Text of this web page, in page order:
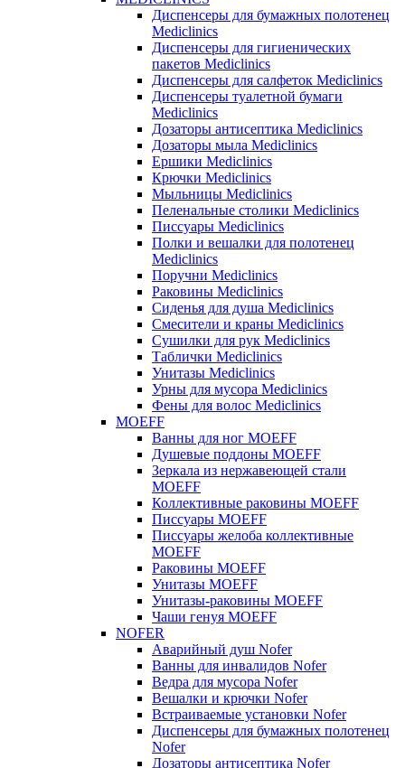
Диспенсеры для бумажных полотенец
Mediclinics
Диспенсеры для гигиенических
пакетов Mediclinics
Диспенсеры для салфеток Mediclinics
Диспенсеры туалетной бумаги
Mediclinics
Дозаторы антисептика Mediclinics
Дозаторы мыла Mediclinics
Ершики Mediclinics
Крючки Mediclinics
Мыльницы Mediclinics
Пеленальные столики Mediclinics
Писсуары Mediclinics
Полки и вешалки для полотенец
Mediclinics
Поручни Mediclinics
Раковины Mediclinics
Сиденья для душа Mediclinics
Смесители и краны Mediclinics
Сушилки для рук Mediclinics
Таблички Mediclinics
Унитазы Mediclinics
Урны для мусора Mediclinics
Фены для волос Mediclinics
MOEFF
Ванны для ног MOEFF
Душевые поддоны MOEFF
Зеркала из нержавеющей стали
MOEFF
Коллективные раковины MOEFF
Писсуары MOEFF
Писсуары желоба коллективные
MOEFF
Раковины MOEFF
Унитазы MOEFF
Унитазы-раковины MOEFF
Чаши генуя MOEFF
NOFER
Аварийный душ Nofer
Ванны для инвалидов Nofer
Ведра для мусора Nofer
Вешалки и крючки Nofer
Встраиваемые установки Nofer
Диспенсеры для бумажных полотенец
Nofer
Дозаторы антисептика Nofer